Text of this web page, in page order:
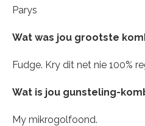
Parys
Wat was jou grootste
Fudge. Kry dit net nie 100%
Wat is jou gunsteling-
My mikrogolfoond.